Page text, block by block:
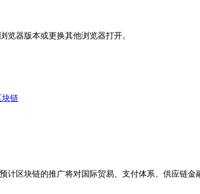
览器版本或更换其他浏览器打开。
块链
区块链的推广将对国际贸易、支付体系、供应链金